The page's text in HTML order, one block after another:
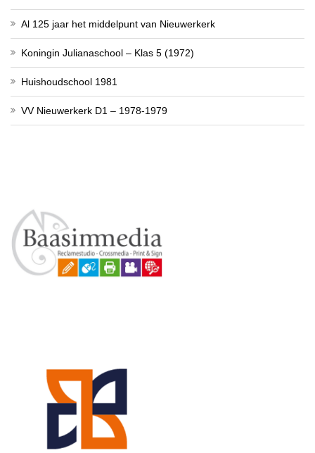
Al 125 jaar het middelpunt van Nieuwerkerk
Koningin Julianaschool – Klas 5 (1972)
Huishoudschool 1981
VV Nieuwerkerk D1 – 1978-1979